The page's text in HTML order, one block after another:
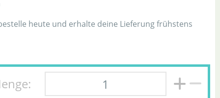
heute und erhalte deine Lieferung frühstens